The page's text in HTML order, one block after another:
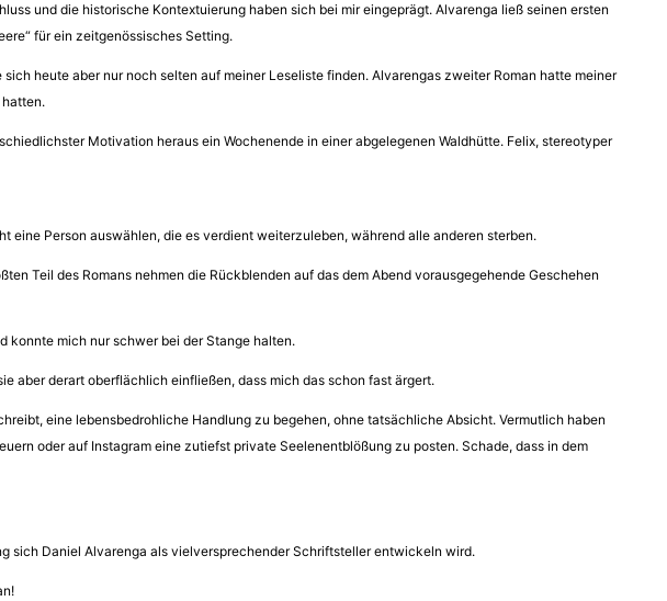
und die historische Kontextuierung haben sich bei mir eingeprägt. Alvarenga ließ seinen ersten
für ein zeitgenössisches Setting.
heute aber nur noch selten auf meiner Leseliste finden. Alvarengas zweiter Roman hatte meiner
Motivation heraus ein Wochenende in einer abgelegenen Waldhütte. Felix, stereotyper
eine Person auswählen, die es verdient weiterzuleben, während alle anderen sterben.
Teil des Romans nehmen die Rückblenden auf das dem Abend vorausgegehende Geschehen
konnte mich nur schwer bei der Stange halten.
aber derart oberflächlich einfließen, dass mich das schon fast ärgert.
eine lebensbedrohliche Handlung zu begehen, ohne tatsächliche Absicht. Vermutlich haben
oder auf Instagram eine zutiefst private Seelenentblößung zu posten. Schade, dass in dem
sich Daniel Alvarenga als vielversprechender Schriftsteller entwickeln wird.